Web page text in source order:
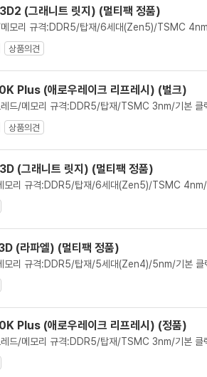
(그래니트 릿지) (멀티팩 정품)
상품의견
Plus (애로우레이크 리프레시) (벌크)
상품의견
(그래니트 릿지) (멀티팩 정품)
(라파엘) (멀티팩 정품)
Plus (애로우레이크 리프레시) (정품)